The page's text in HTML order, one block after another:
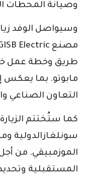
وصيانة المحطات
وسيواصل الوفد
طريق وخطة عمل
مابوتو. بما يعكس
التعاون الصناعي
كما ستُختتم
الموزمبيقي. من
المستقبلية